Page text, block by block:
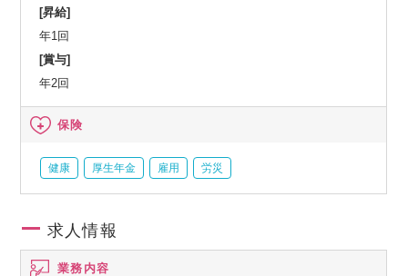
[昇給]
年1回
[賞与]
年2回
保険
健康 厚生年金 雇用 労災
求人情報
業務内容